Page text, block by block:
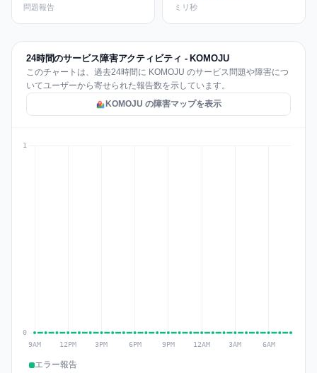
問題報告 ミリ秒
24時間のサービス障害アクティビティ - KOMOJU
このチャートは、過去24時間に KOMOJU のサービス問題や障害につ
いてユーザーから寄せられた報告数を示しています。
KOMOJU の障害マップを表示
エラー報告